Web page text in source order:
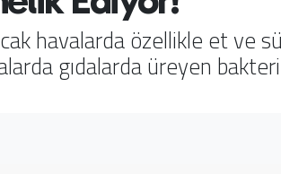
havalarda özellikle et ve
gıdalarda üreyen